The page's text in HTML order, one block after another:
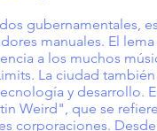
gubernamentales,
manuales. El
a los muchos
La ciudad
y desarrollo.
Weird", que se
corporaciones.